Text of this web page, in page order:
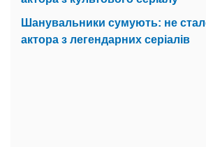
Шанувальники сумують: не
актора з легендарних серіалів